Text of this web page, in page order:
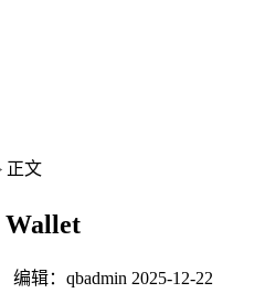
正文
Wallet
编辑：qbadmin 2025-12-22